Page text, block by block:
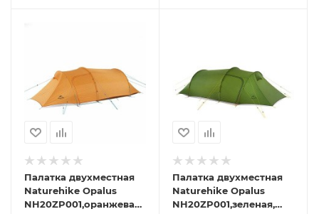
Палатка двухместная
Naturehike Opalus
NH20ZP001,оранжевая,
Палатка двухместная
Naturehike Opalus
NH20ZP001,зеленая,